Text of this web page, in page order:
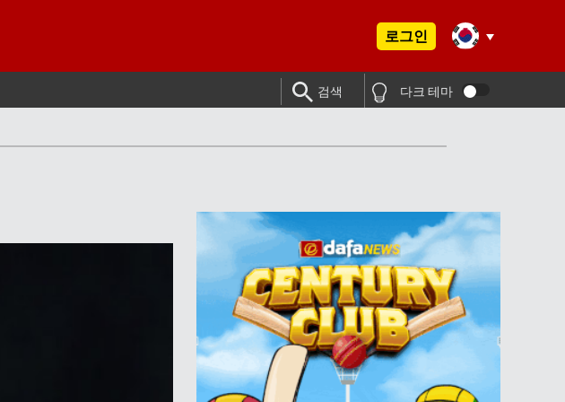
로그인
검색 다크 테마